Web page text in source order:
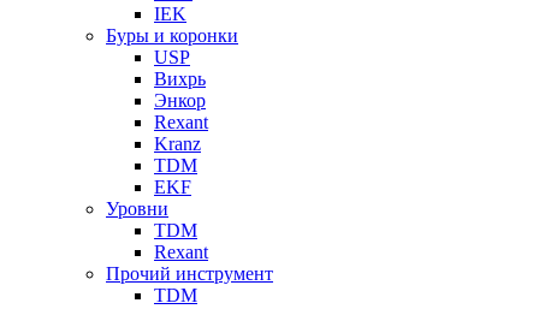
IEK
Буры и коронки
USP
Вихрь
Энкор
Rexant
Kranz
TDM
EKF
Уровни
TDM
Rexant
Прочий инструмент
TDM